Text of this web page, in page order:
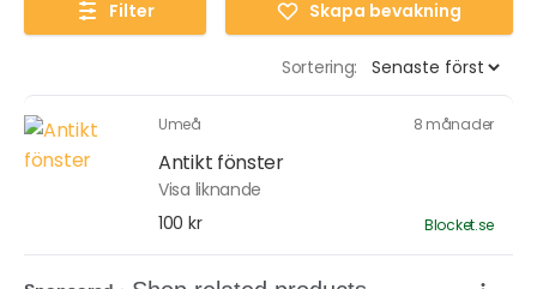
Filter Skapa bevakning
Sortering:
Umeå 8 månader
Antikt fönster
Visa liknande
100 kr
Blocket.se